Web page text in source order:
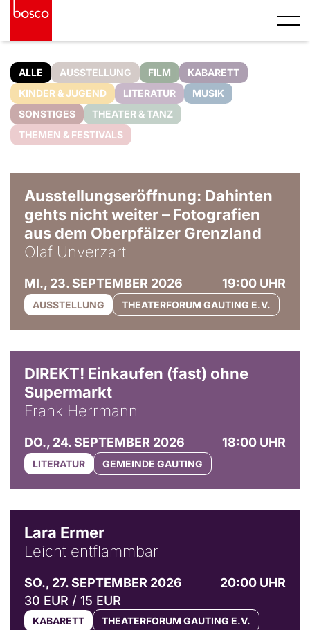
ALLE AUSSTELLUNG FILM
KABARETT
KINDER & JUGEND
LITERATUR
MUSIK
SONSTIGES
THEATER & TANZ
THEMEN & FESTIVALS
Ausstellungseröffnung: Dahinten
gehts nicht weiter – Fotografien
aus dem Oberpfälzer Grenzland
Olaf Unverzart
MI., 23. SEPTEMBER 2026 19:00 UHR
AUSSTELLUNG THEATERFORUM GAUTING E.V.
DIREKT! Einkaufen (fast) ohne
Supermarkt
Frank Herrmann
DO., 24. SEPTEMBER 2026 18:00 UHR
LITERATUR GEMEINDE GAUTING
Lara Ermer
Leicht entflammbar
SO., 27. SEPTEMBER 2026
20:00 UHR
30 EUR / 15 EUR
KABARETT THEATERFORUM GAUTING E.V.